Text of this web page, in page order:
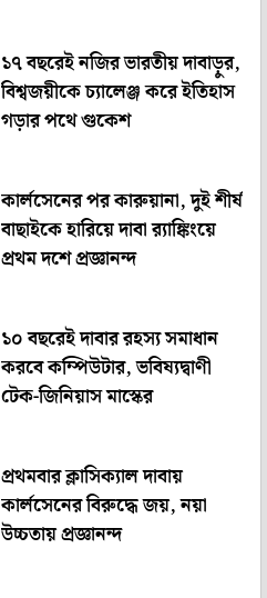
১৭ বছরেই নজির ভারতীয় দাবাড়ুর,
বিশ্বজয়ীকে চ্যালেঞ্জ করে ইতিহাস
গড়ার পথে গুকেশ
কার্লসেনের পর কারুয়ানা, দুই শীর্ষ
বাছাইকে হারিয়ে দাবা র‍্যাঙ্কিংয়ে
প্রথম দশে প্রজ্ঞানন্দ
১০ বছরেই দাবার রহস্য সমাধান
করবে কম্পিউটার, ভবিষ্যদ্বাণী
টেক-জিনিয়াস মাস্কের
প্রথমবার ক্লাসিক্যাল দাবায়
কার্লসেনের বিরুদ্ধে জয়, নয়া
উচ্চতায় প্রজ্ঞানন্দ